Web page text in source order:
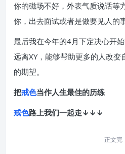
你的磁场不好，外表气质说话等
你，出去面试或者是做要见人的
最后我在今年的4月下定决心开
远离XY，能够帮助更多的人改
的期望。
把戒色当作人生最佳的历练
戒色路上我们一起走↓↓↓
正文完